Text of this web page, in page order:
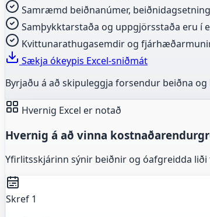
Samræmd beiðnanúmer,
Samþykktarstaða og uppgjörsstaða eru í
Kvittunarathugasemdir og
Sækja ókeypis Excel-sniðmát
Byrjaðu á að skipuleggja forsendur beiðna og
Hvernig Excel er notað
Hvernig á að vinna
Yfirlitsskjárinn sýnir beiðnir og óafgreidda
Skref 1